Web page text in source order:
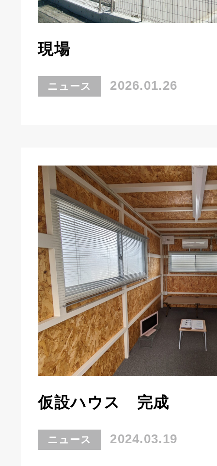
現場
ニュース 2026.01.26
仮設ハウス 完成
ニュース 2024.03.19